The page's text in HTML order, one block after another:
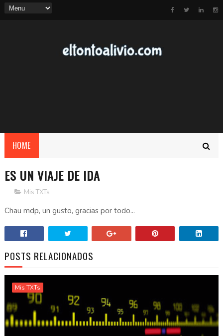
HOME
ES UN VIAJE DE IDA
Mis TXTs
Chau mdp, un gusto, gracias por todo...
POSTS RELACIONADOS
Mis TXTs